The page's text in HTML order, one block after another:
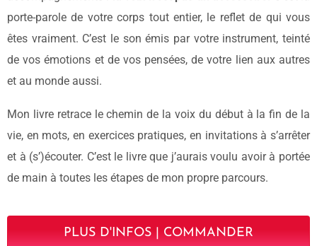
porte-parole de votre corps tout entier, le reflet de qui vous
êtes vraiment. C’est le son émis par votre instrument, teinté
de vos émotions et de vos pensées, de votre lien aux autres
et au monde aussi.
Mon livre retrace le chemin de la voix du début à la fin de la
vie, en mots, en exercices pratiques, en invitations à s’arrêter
et à (s’)écouter. C’est le livre que j’aurais voulu avoir à portée
de main à toutes les étapes de mon propre parcours.
PLUS D'INFOS | COMMANDER